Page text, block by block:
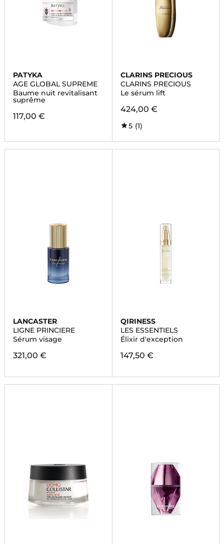
PATYKA
AGE GLOBAL SUPREME
Baume nuit revitalisant
suprême
117,00 €
CLARINS PRECIOUS
CLARINS PRECIOUS
Le sérum lift
424,00 €
5 (1)
LANCASTER
LIGNE PRINCIERE
Sérum visage
321,00 €
QIRINESS
LES ESSENTIELS
Élixir d'exception
147,50 €